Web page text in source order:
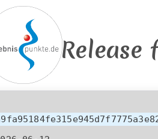
SUP KANU EVENTS
Release